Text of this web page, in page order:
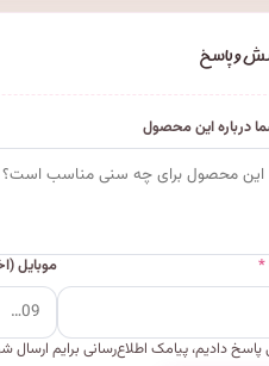
و پاسخ
درباره این محصول
* موبایل
پاسخ دادیم، پیامک اطلاع‌رسانی برایم ارسال